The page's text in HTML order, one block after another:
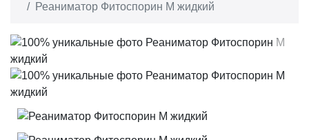
Реаниматор Фитоспорин М жидкий